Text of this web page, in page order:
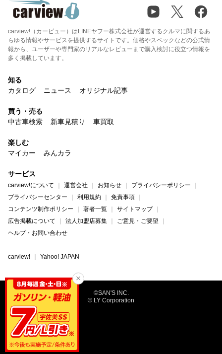
carview!（カービュー）はLINEヤフー株式会社が運営するクルマに関するあ
らゆる情報やサービスを提供するサイトです。価格やスペックなどの公式情
報から、ユーザーや専門家のリアルなレビューまで購入検討に役立つ情報を
多く掲載しています。
知る
カタログ
ニュース オリジナル記事
買う・売る
中古車検索
新車見積り 車買取
楽しむ
マイカー
みんカラ
サービス
carview!について 運営会社 お知らせ
プライバシーポリシー
プライバシーセンター
利用規約
免責事項
コンテンツ制作ポリシー
著者一覧
サイトマップ
広告掲載について
法人加盟店募集
ご意見・ご要望
ヘルプ・お問い合わせ
carview! Yahoo! JAPAN
©SAN'S INC.
© LY Corporation